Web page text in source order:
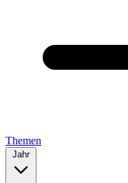
Themen
Jahr